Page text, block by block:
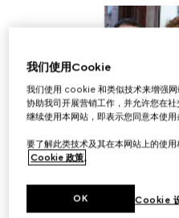
查看
我们使用Cookie
我们使用 cookie 和类似技术来增强网
协助我司开展营销工作，并允许您在社
继续使用本网站，即表示您同意本使用
要了解此类技术及其在本网站上的使
Cookie 政策。
Cookie
OK